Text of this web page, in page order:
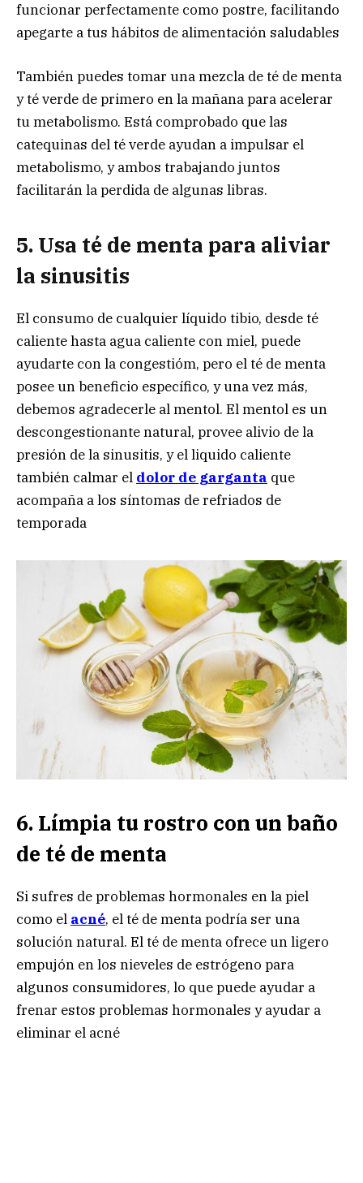
funcionar perfectamente como postre, facilitando
apegarte a tus hábitos de alimentación saludables
También puedes tomar una mezcla de té de menta
y té verde de primero en la mañana para acelerar
tu metabolismo. Está comprobado que las
catequinas del té verde ayudan a impulsar el
metabolismo, y ambos trabajando juntos
facilitarán la perdida de algunas libras.
5. Usa té de menta para aliviar
la sinusitis
El consumo de cualquier líquido tibio, desde té
caliente hasta agua caliente con miel, puede
ayudarte con la congestióm, pero el té de menta
posee un beneficio específico, y una vez más,
debemos agradecerle al mentol. El mentol es un
descongestionante natural, provee alivio de la
presión de la sinusitis, y el liquido caliente
también calmar el dolor de garganta que
acompaña a los síntomas de refriados de
temporada
6. Límpia tu rostro con un baño
de té de menta
Si sufres de problemas hormonales en la piel
como el acné, el té de menta podría ser una
solución natural. El té de menta ofrece un ligero
empujón en los nieveles de estrógeno para
algunos consumidores, lo que puede ayudar a
frenar estos problemas hormonales y ayudar a
eliminar el acné